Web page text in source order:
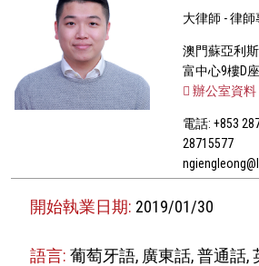
大律師 - 律師
澳門蘇亞利
富中心9樓D座
辦公室資料
電話: +853
28715577
開始執業日期: 2019/01/30
語言:葡萄牙語, 廣東話, 普通話,